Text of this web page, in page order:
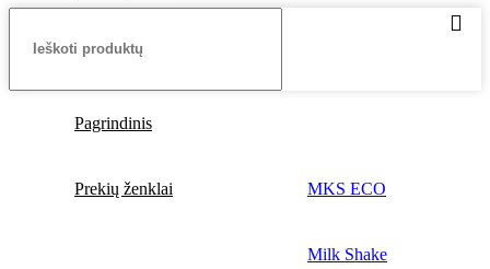
Pagrindinis
Prekių ženklai MKS ECO
Milk Shake